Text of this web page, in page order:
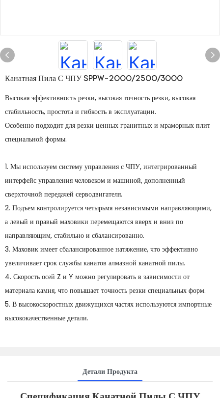
Канатная Пила С ЧПУ SPPW-2000/2500/3000
Высокая эффективность резки, высокая точность резки, высокая
стабильность, простота и гибкость в эксплуатации.
Особенно подходит для резки ценных гранитных и мраморных плит
специальной формы.
1. Мы используем систему управления с ЧПУ, интегрированный
интерфейс управления человеком и машиной, дополненный
сверхточной передачей серводвигателя.
2. Подъем контролируется четырьмя независимыми направляющими,
а левый и правый маховики перемещаются вверх и вниз по
направляющим, стабильно и сбалансированно.
3. Маховик имеет сбалансированное натяжение, что эффективно
увеличивает срок службы канатов алмазной канатной пилы.
4. Скорость осей Z и Y можно регулировать в зависимости от
материала камня, что повышает точность резки специальных форм.
5. В высокоскоростных движущихся частях используются импортные
высококачественные детали.
Детали Продукта